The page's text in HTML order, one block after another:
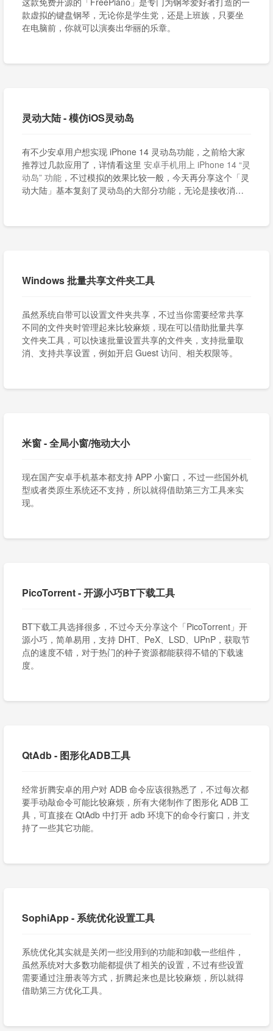
款虚拟的键盘钢琴，无论你是学生党，还是上班族，只要坐
在电脑前，你就可以演奏出华丽的乐章。
灵动大陆 - 模仿iOS灵动岛
有不少安卓用户想实现 iPhone 14 灵动岛功能，之前给大家
推荐过几款应用了，详情看这里 安卓手机用上 iPhone 14 “灵
动岛” 功能 ，不过模拟的效果比较一般，今天再分享这个「灵
动大陆」基本复刻了灵动岛的大部分功能，无论是接收消息
Windows 批量共享文件夹工具
虽然系统自带可以设置文件夹共享，不过当你需要经常共享
不同的文件夹时管理起来比较麻烦，现在可以借助批量共享
文件夹工具，可以快速批量设置共享的文件夹，支持批量取
消、支持共享设置，例如开启 Guest 访问、相关权限等。
米窗 - 全局小窗/拖动大小
现在国产安卓手机基本都支持 APP 小窗口，不过一些国外机
型或者类原生系统还不支持，所以就得借助第三方工具来实
现。
PicoTorrent - 开源小巧BT下载工具
BT下载工具选择很多，不过今天分享这个「PicoTorrent」开
源小巧，简单易用，支持 DHT、PeX、LSD、UPnP，获取节
点的速度不错，对于热门的种子资源都能获得不错的下载速
度。
QtAdb - 图形化ADB工具
经常折腾安卓的用户对 ADB 命令应该很熟悉了，不过每次都
要手动敲命令可能比较麻烦，所有大佬制作了图形化 ADB 工
具，可直接在 QtAdb 中打开 adb 环境下的命令行窗口，并支
持了一些其它功能。
SophiApp - 系统优化设置工具
系统优化其实就是关闭一些没用到的功能和卸载一些组件，
虽然系统对大多数功能都提供了相关的设置，不过有些设置
需要通过注册表等方式，折腾起来也是比较麻烦，所以就得
借助第三方优化工具。